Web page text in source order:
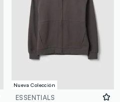
Nueva Colección
ESSENTIALS